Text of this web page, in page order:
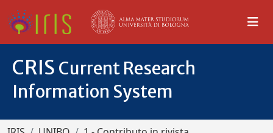
CRIS Current Research
Information System